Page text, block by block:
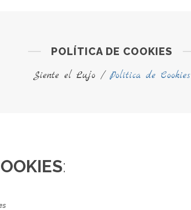
POLÍTICA DE COOKIES
Siente el Lujo /Política de Cookies
: